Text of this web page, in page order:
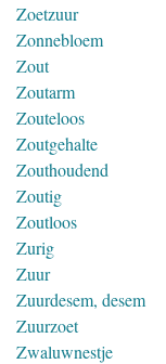
Zoetzuur
Zonnebloem
Zout
Zoutarm
Zouteloos
Zoutgehalte
Zouthoudend
Zoutig
Zoutloos
Zurig
Zuur
Zuurdesem, desem
Zuurzoet
Zwaluwnestje